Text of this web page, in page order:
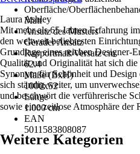
Oberfläche/
Matt
Ansatz des Musters
Gerader Ansatz
Rapportmaß/Versatz cm
62.4
Maße (BxH)
1000x52
Länge
1.000 cm
EAN
5011583808087
Laura Ashley
Mit mehr als 65 Jahren Erfahrung
den weltweit beliebtesten
Grundlage eines reichen Designer-
Qualität und Originalität hat sich
Synonym für Schönheit und
sich ständig weiter, um
und beschwört die verführerische
sowie eine zeitlose Atmosphäre der
Weitere Kategorien